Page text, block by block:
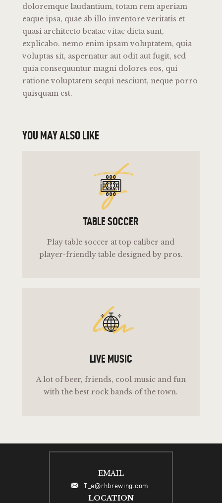
doloremque laudantium, totam rem aperiam
eaque ipsa, quae ab illo inventore veritatis et
quasi architecto beatae vitae dicta sunt,
explicabo. nemo enim ipsam voluptatem, quia
voluptas sit, aspernatur aut odit aut fugit, sed
quia consequuntur magni dolores eos, qui
ratione voluptatem sequi nesciunt, neque porro
quisquam est.
YOU MAY ALSO LIKE
ts
TABLE SOCCER
Play table soccer at top caliber and
player-friendly table designed by pros.
lm
LIVE MUSIC
A lot of beer, friends, cool music and fun
with the best rock bands of the town.
EMAIL
T_a@rhbrewing.com
LOCATION